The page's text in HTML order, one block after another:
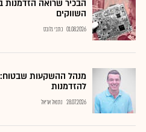
הבכיר שרואה הזדמנות
השווקים
01.08.2026 כתבי גלובס
מנהל ההשקעות
להזדמנות
28.07.2026 נתנאל אריאל